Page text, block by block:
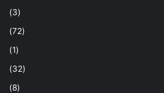
(3)
(72)
(1)
(32)
(8)